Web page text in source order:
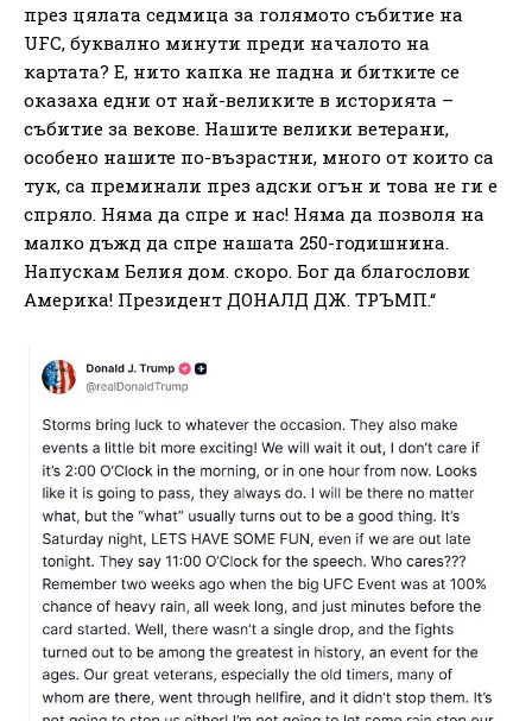
през цялата седмица за голямото събитие на
UFC, буквално минути преди началото на
картата? Е, нито капка не падна и битките се
оказаха едни от най-великите в историята –
събитие за векове. Нашите велики ветерани,
особено нашите по-възрастни, много от които са
тук, са преминали през адски огън и това не ги е
спряло. Няма да спре и нас! Няма да позволя на
малко дъжд да спре нашата 250-годишнина.
Напускам Белия дом. скоро. Бог да благослови
Америка! Президент ДОНАЛД ДЖ. ТРЪМП.“